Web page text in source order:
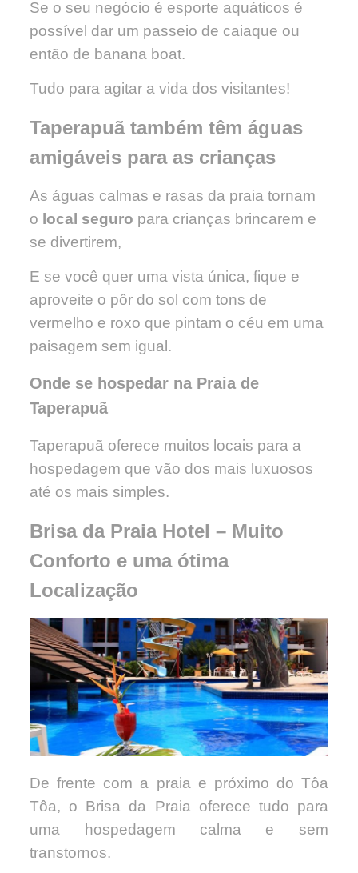
Se o seu negócio é esporte aquáticos é
possível dar um passeio de caiaque ou
então de banana boat.
Tudo para agitar a vida dos visitantes!
Taperapuã também têm águas
amigáveis para as crianças
As águas calmas e rasas da praia tornam
o local seguro para crianças brincarem e
se divertirem,
E se você quer uma vista única, fique e
aproveite o pôr do sol com tons de
vermelho e roxo que pintam o céu em uma
paisagem sem igual.
Onde se hospedar na Praia de
Taperapuã
Taperapuã oferece muitos locais para a
hospedagem que vão dos mais luxuosos
até os mais simples.
Brisa da Praia Hotel – Muito
Conforto e uma ótima
Localização
De frente com a praia e próximo do Tôa
Tôa, o Brisa da Praia oferece tudo para
uma hospedagem calma e sem
transtornos.